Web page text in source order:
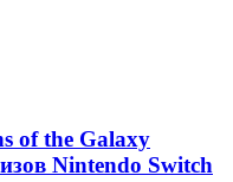
of the Galaxy
Nintendo Switch